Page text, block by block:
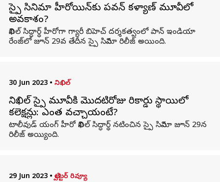
స్పై సినిమా హీరోయిన్‌కు పవన్ కళ్యాణ్ మూవీలో
అవకాశం?
నిఖిల్ సిద్ధార్థ్ హీరోగా గ్యారీ బిహెచ్ దర్శకత్వంలో పాన్ ఇండియా
రేంజ్‌లో జూన్ 29వ తేదీన స్పై సినిమా రిలీజ్ అయింది.
30 Jun 2023 • నిఖిల్
నిఖిల్ స్పై మూవీకి మొదటిరోజు రికార్డు స్థాయిలో
కలెక్షన్లు: ఎంత వచ్చాయంటే?
టాలీవుడ్ యంగ్ హీరో నిఖిల్ సిద్ధార్థ్ నటించిన స్పై సినిమా జూన్ 29న
రిలీజ్ అయ్యింది.
29 Jun 2023 • ట్విట్టర్ రివ్యూ